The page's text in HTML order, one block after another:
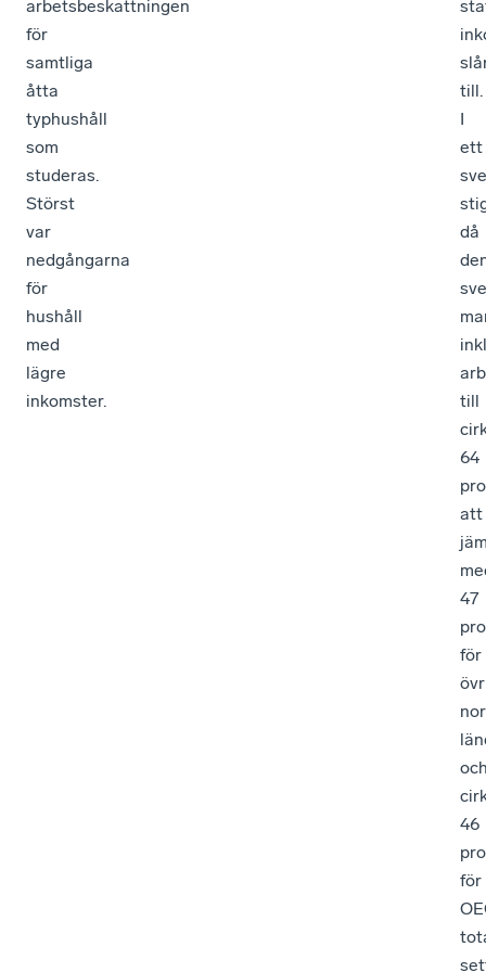
arbetsbeskattningen
för
samtliga
åtta
typhushåll
som
studeras.
Störst
var
nedgångarna
för
hushåll
med
lägre
inkomster.
till.
I
ett
då
till
64
att
47
för
46
för